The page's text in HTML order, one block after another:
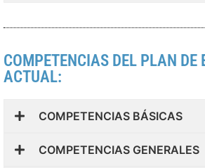
COMPETENCIAS DEL PLAN DE
ACTUAL:
COMPETENCIAS BÁSICAS
COMPETENCIAS GENERALES